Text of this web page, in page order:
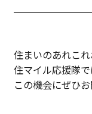
住まいのあれこ
住マイル応援隊
この機会にぜひ